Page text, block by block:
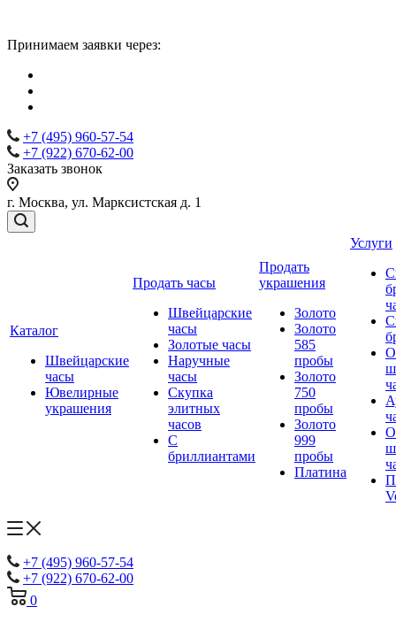
Принимаем заявки через:
+7 (495) 960-57-54
+7 (922) 670-62-00
Заказать звонок
г. Москва, ул. Марксистская д. 1
Каталог
Швейцарские
часы
Ювелирные
украшения
Продать часы
Швейцарские
часы
Золотые часы
Наручные
часы
Скупка
элитных
часов
С
бриллиантами
Продать
украшения
Золото
Золото
585
пробы
Золото
750
пробы
Золото
999
пробы
Платина
Услуги
+7 (495) 960-57-54
+7 (922) 670-62-00
0